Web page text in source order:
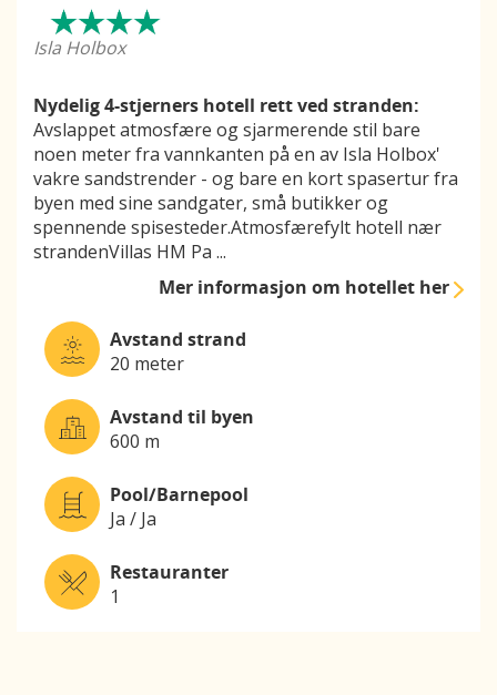
Isla Holbox
Nydelig 4-stjerners hotell rett ved stranden:
Avslappet atmosfære og sjarmerende stil bare
noen meter fra vannkanten på en av Isla Holbox'
vakre sandstrender - og bare en kort spasertur fra
byen med sine sandgater, små butikker og
spennende spisesteder.Atmosfærefylt hotell nær
strandenVillas HM Pa ...
Mer informasjonom hotellet her
Avstand strand
20 meter
Avstand til byen
600 m
Pool/Barnepool
Ja / Ja
Restauranter
1